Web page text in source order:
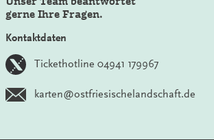
gerne Ihre Fragen.
Kontaktdaten
Tickethotline 04941 179967
karten@ostfriesischelandschaft.de